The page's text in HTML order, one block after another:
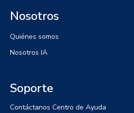
Nosotros
Quiénes somos
Nosotros IA
Soporte
Contáctanos Centro de Ayuda